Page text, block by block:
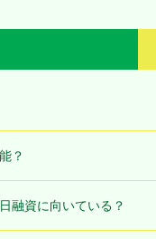
？
融資に向いている？